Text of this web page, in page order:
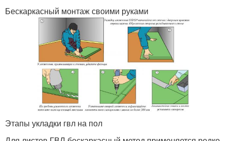
Бескаркасный монтаж своими руками
Этапы укладки гвл на пол